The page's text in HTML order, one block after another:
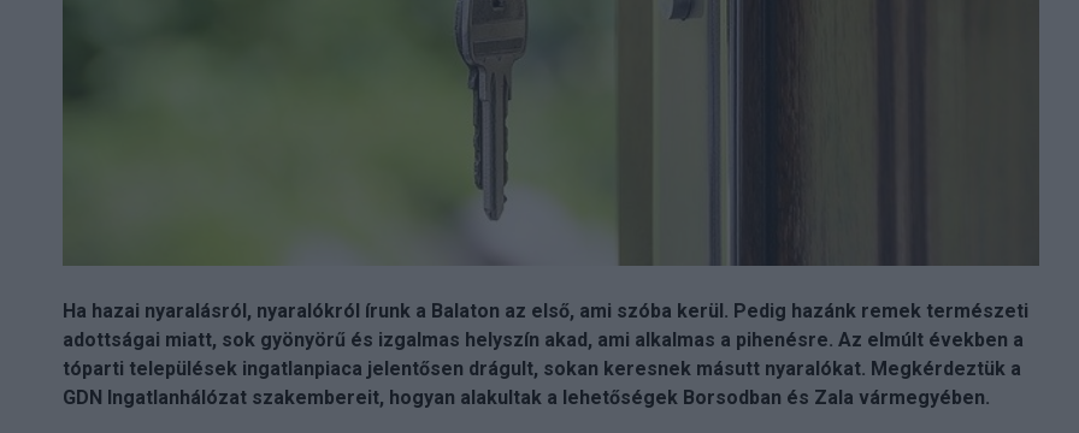
Ha hazai nyaralásról, nyaralókról írunk a Balaton az első, ami szóba kerül. Pedig hazánk remek természeti
adottságai miatt, sok gyönyörű és izgalmas helyszín akad, ami alkalmas a pihenésre. Az elmúlt években a
tóparti települések ingatlanpiaca jelentősen drágult, sokan keresnek másutt nyaralókat. Megkérdeztük a
GDN Ingatlanhálózat szakembereit, hogyan alakultak a lehetőségek Borsodban és Zala vármegyében.